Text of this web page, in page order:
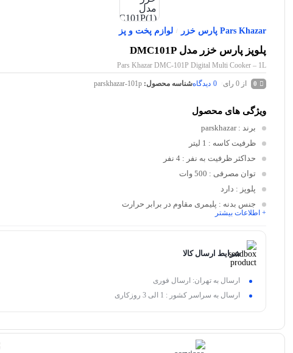
Pars Khazar پارس خزر / لوازم پخت و پز
پلوپز پارس خزر مدل DMC101P
Pars Khazar DMC‑101P Digital Multi Cooker – 1L
0 از 0 رای 0 دیدگاهشناسه محصول:parskhazar-101p
ویژگی های محصول
برند : parskhazar
ظرفیت کاسه : 1 لیتر
حداکثر ظرفیت به نفر : 4 نفر
توان مصرفی : 500 وات
پلوپز : دارد
جنس بدنه : پلیمری مقاوم در برابر حرارت
+ اطلاعات بیشتر
شرایط ارسال کالا
ارسال به تهران: ارسال فوری
ارسال به سراسر کشور : 1 الی 3 روزکاری